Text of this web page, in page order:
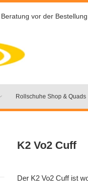
, Beratung vor der
Rollschuhe Shop & Quads
K2 Vo2 Cuff
Der K2 Vo2 Cuff ist